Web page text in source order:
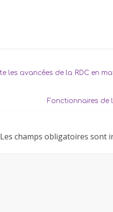
les avancées de la RDC en
Fonctionnaires de
Les champs obligatoires sont